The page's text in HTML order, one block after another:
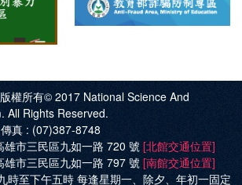
權所有© 2017 National Science And
All Rights Reserved.
傳真 : (07)387-8748
雄市三民區九如一路 720 號 [北館交通位置]
雄市三民區九如一路 797 號 [南館交通位置]
時至下午五時 每逢星期一、除夕、年初一固定